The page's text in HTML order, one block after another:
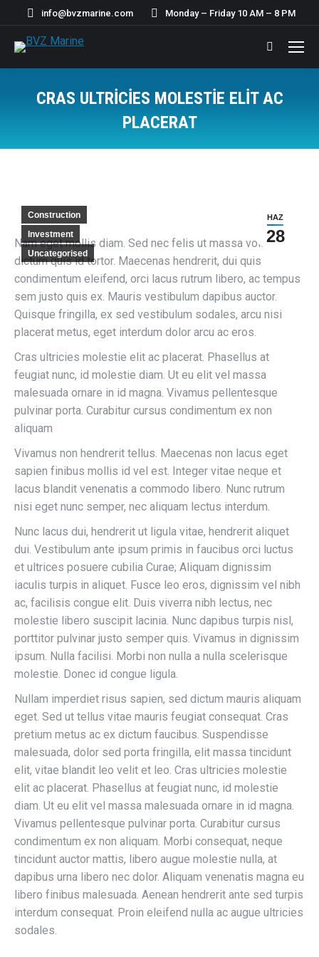
info@bvzmarine.com Monday – Friday 10 AM – 8 PM
Search:
CRAS ULTRICIES MOLESTIE ELIT AC
PLACERAT
HAZ
28
Construction
Investment
Uncategorised
Nam eget mollis diam. Sed nec felis ut massa volutpat
dictum quis id tortor. Maecenas hendrerit, dui quis
condimentum eleifend, orci lacus rutrum libero, ac tempus
sem justo quis ex. Mauris vestibulum dapibus auctor.
Quisque fringilla, ex sed vestibulum sodales, arcu nisi
placerat metus, eget interdum dolor arcu ac eros.
Cras ultricies molestie elit ac placerat. Phasellus at
feugiat nunc, id molestie diam. Ut eu elit vel massa
malesuada ornare in id magna. Vivamus pellentesque
pulvinar porta. Curabitur cursus condimentum ex non
aliquam
Vivamus non hendrerit tellus. Maecenas non lacus eget
sapien finibus mollis id vel est. Integer vitae neque et
lacus blandit venenatis a commodo libero. Nunc rutrum
nisi eget nunc semper, nec aliquam lectus interdum.
Nunc lacus dui, hendrerit ut ligula vitae, hendrerit aliquet
dui. Vestibulum ante ipsum primis in faucibus orci luctus
et ultrices posuere cubilia Curae; Aliquam dignissim
iaculis turpis in aliquet. Fusce leo eros, dignissim vel nibh
ac, facilisis congue elit. Duis viverra nibh lectus, nec
molestie libero suscipit lacinia. Nunc dapibus turpis nisl,
porttitor pulvinar justo semper quis. Vivamus in dignissim
ipsum. Nulla facilisi. Morbi non nulla a nulla scelerisque
molestie. Donec id congue ligula.
Nullam imperdiet risus sapien, sed dictum mauris aliquam
eget. Sed ut tellus vitae mauris feugiat consequat. Cras
pretium metus ac ex dictum faucibus. Suspendisse
malesuada, dolor sed porta fringilla, elit massa tincidunt
elit, vitae blandit leo velit et leo. Cras ultricies molestie
elit ac placerat. Phasellus at feugiat nunc, id molestie
diam. Ut eu elit vel massa malesuada ornare in id magna.
Vivamus pellentesque pulvinar porta. Curabitur cursus
condimentum ex non aliquam. Morbi consequat, neque
tincidunt auctor mattis, libero augue molestie nulla, at
dapibus urna libero nec dolor. Aliquam venenatis magna eu
libero finibus malesuada. Aenean hendrerit ante sed turpis
interdum consequat. Proin eleifend nulla ac augue ultricies
sodales.